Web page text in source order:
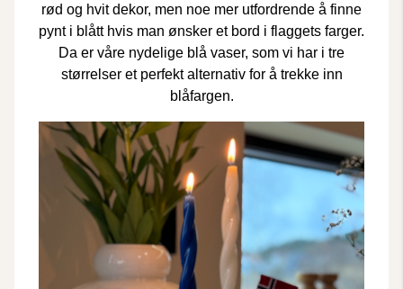
rød og hvit dekor, men noe mer utfordrende å finne
pynt i blått hvis man ønsker et bord i flaggets farger.
Da er våre nydelige blå vaser, som vi har i tre
størrelser et perfekt alternativ for å trekke inn
blåfargen.